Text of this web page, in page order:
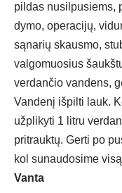
pil­das nu­si­lpu­siems,
dy­mo, ope­ra­ci­jų,
są­na­rių skaus­mo,
val­go­muo­sius
ver­dan­čio van­dens,
Van­de­nį iš­pil­ti lauk.
už­pli­ky­ti 1 lit­ru
pri­trauk­tų. Ger­ti po
kol su­nau­do­si­me
Van­ta